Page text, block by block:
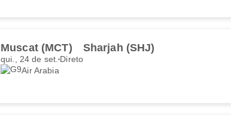
Muscat (MCT) Sharjah (SHJ)
qui., 24 de set. Direto
Air Arabia